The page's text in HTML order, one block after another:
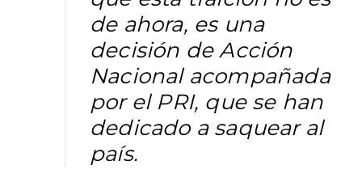
de ahora, es una
decisión de Acción
Nacional acompañada
por el PRI, que se han
dedicado a saquear al
país.